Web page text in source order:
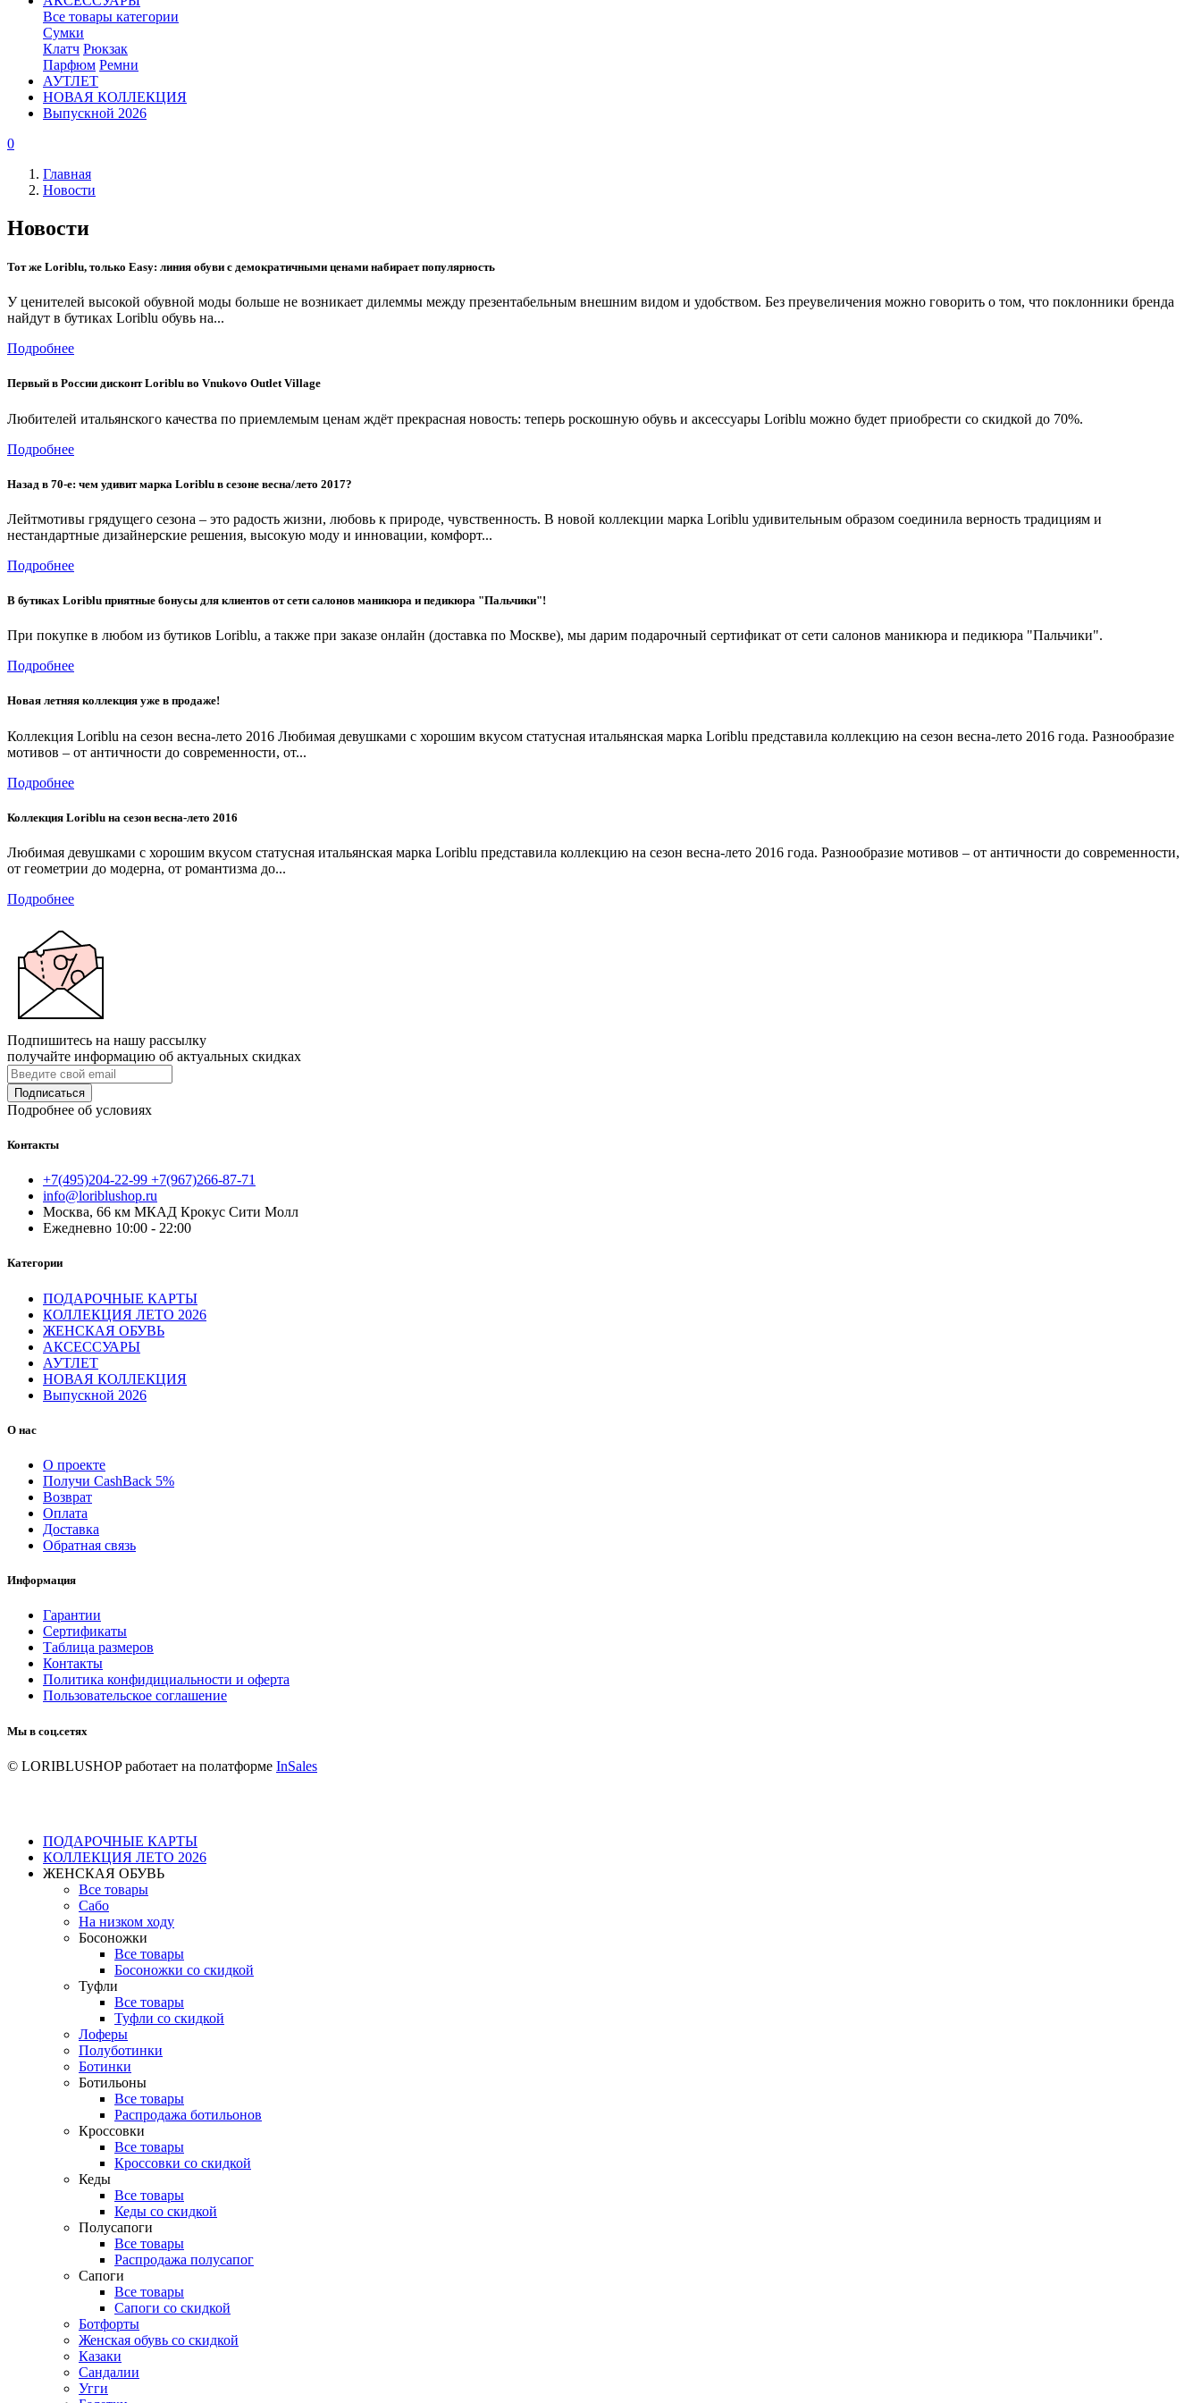
Все товары категории
Сумки
Клатч Рюкзак
Парфюм Ремни
АУТЛЕТ
НОВАЯ КОЛЛЕКЦИЯ
Выпускной 2026
0
Главная
Новости
Новости
Тот же Loriblu, только Easy: линия обуви с демократичными ценами набирает популярность
У ценителей высокой обувной моды больше не возникает дилеммы между презентабельным внешним видом и удобством. Без преувеличения можно говорить о том, что поклонники бренда
найдут в бутиках Loriblu обувь на...
Подробнее
Первый в России дисконт Loriblu во Vnukovo Outlet Village
Любителей итальянского качества по приемлемым ценам ждёт прекрасная новость: теперь роскошную обувь и аксессуары Loriblu можно будет приобрести со скидкой до 70%.
Подробнее
Назад в 70-е: чем удивит марка Loriblu в сезоне весна/лето 2017?
Лейтмотивы грядущего сезона – это радость жизни, любовь к природе, чувственность. В новой коллекции марка Loriblu удивительным образом соединила верность традициям и
нестандартные дизайнерские решения, высокую моду и инновации, комфорт...
Подробнее
В бутиках Loriblu приятные бонусы для клиентов от сети салонов маникюра и педикюра "Пальчики"!
При покупке в любом из бутиков Loriblu, а также при заказе онлайн (доставка по Москве), мы дарим подарочный сертификат от сети салонов маникюра и педикюра "Пальчики".
Подробнее
Новая летняя коллекция уже в продаже!
Коллекция Loriblu на сезон весна-лето 2016 Любимая девушками с хорошим вкусом статусная итальянская марка Loriblu представила коллекцию на сезон весна-лето 2016 года. Разнообразие
мотивов – от античности до современности, от...
Подробнее
Коллекция Loriblu на сезон весна-лето 2016
Любимая девушками с хорошим вкусом статусная итальянская марка Loriblu представила коллекцию на сезон весна-лето 2016 года. Разнообразие мотивов – от античности до современности,
от геометрии до модерна, от романтизма до...
Подробнее
Подпишитесь на нашу рассылку
получайте информацию об актуальных скидках
Подписаться
Подробнее об условиях
Контакты
+7(495)204-22-99 +7(967)266-87-71
info@loriblushop.ru
Москва, 66 км МКАД Крокус Сити Молл
Ежедневно 10:00 - 22:00
Категории
ПОДАРОЧНЫЕ КАРТЫ
КОЛЛЕКЦИЯ ЛЕТО 2026
ЖЕНСКАЯ ОБУВЬ
АКСЕССУАРЫ
АУТЛЕТ
НОВАЯ КОЛЛЕКЦИЯ
Выпускной 2026
О нас
О проекте
Получи CashBack 5%
Возврат
Оплата
Доставка
Обратная связь
Информация
Гарантии
Сертификаты
Таблица размеров
Контакты
Политика конфидициальности и оферта
Пользовательское соглашение
Мы в соц.сетях
© LORIBLUSHOPработает на полатформе InSales
ПОДАРОЧНЫЕ КАРТЫ
КОЛЛЕКЦИЯ ЛЕТО 2026
ЖЕНСКАЯ ОБУВЬ
Все товары
Сабо
На низком ходу
Босоножки
Все товары
Босоножки со скидкой
Туфли
Все товары
Туфли со скидкой
Лоферы
Полуботинки
Ботинки
Ботильоны
Все товары
Распродажа ботильонов
Кроссовки
Все товары
Кроссовки со скидкой
Кеды
Все товары
Кеды со скидкой
Полусапоги
Все товары
Распродажа полусапог
Сапоги
Все товары
Сапоги со скидкой
Ботфорты
Женская обувь со скидкой
Казаки
Сандалии
Угги